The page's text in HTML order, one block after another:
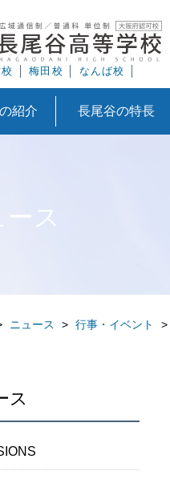
│梅田校 なんば校
紹介 長尾谷の特長
ース
ニュース > 行事・イベント >
ス